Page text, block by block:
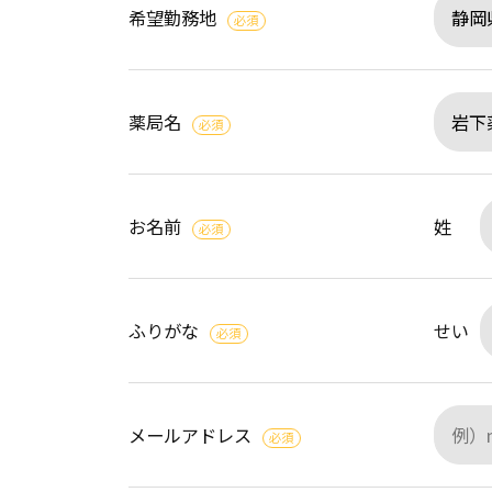
希望勤務地 必須
薬局名 必須
お名前 必須 姓
ふりがな 必須 せい
メールアドレス 必須